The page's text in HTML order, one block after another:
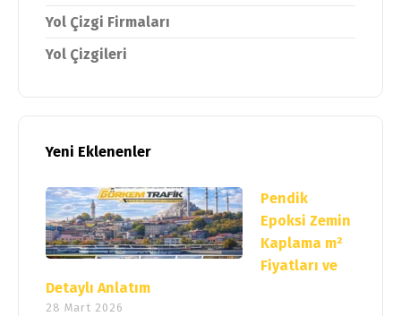
Yol Çizgi Firmaları
Yol Çizgileri
Yeni Eklenenler
Pendik
Epoksi Zemin
Kaplama m²
Fiyatları ve
Detaylı Anlatım
28 Mart 2026